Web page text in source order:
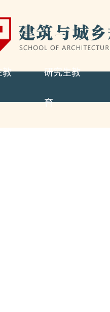
教 研究生教
育